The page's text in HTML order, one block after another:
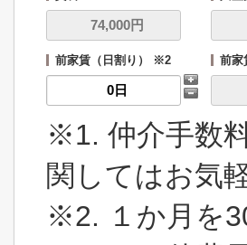
前家賃（日割り） ※2 前家
※1. 仲介手数
関してはお気
※2. １か月を